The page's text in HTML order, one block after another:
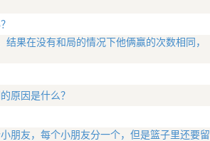
果在没有和局的情况下他俩赢的次数相同，
原因是什么？
朋友，每个小朋友分一个，但是篮子里还要留